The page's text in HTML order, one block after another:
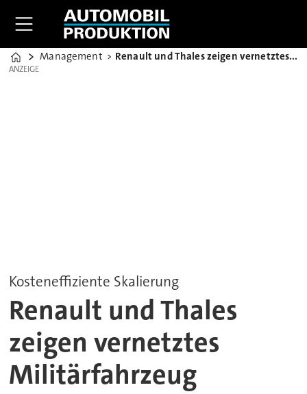
Home
Management Renault und Thales zeigen vernetztes Militärfahrzeug
ANZEIGE
ANZEIGE
Kosteneffiziente Skalierung
Renault und Thales
zeigen vernetztes
Militärfahrzeug